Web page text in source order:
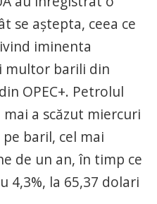
se aștepta, ceea ce
iminenta
multor barili din
OPEC+. Petrolul
a scăzut miercuri
baril, cel mai
de un an, în timp ce
4,3%, la 65,37 dolari